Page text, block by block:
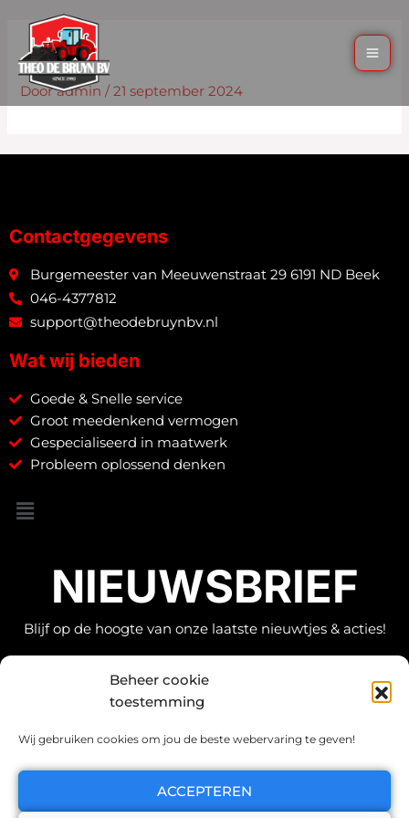
Beheer cookie
toestemming
Wij gebruiken cookies om jou de beste webervaring te geven!
ACCEPTEREN
PALENKLOPPER OP AB
Dooradmin /21 september 2024
Contactgegevens
Burgemeester van Meeuwenstraat 29 6191 ND Beek
046-4377812
support@theodebruynbv.nl
Wat wij bieden
Goede & Snelle service
Groot meedenkend vermogen
Gespecialiseerd in maatwerk
Probleem oplossend denken
NIEUWSBRIEF
Blijf op de hoogte van onze laatste nieuwtjes & acties!
MELD AAN
Copyright © 2026 Theo De Bruyn BV